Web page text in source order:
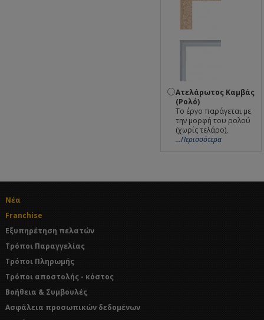
Ατελάρωτος Καμβάς
(Ρολό)
Το έργο παράγεται με
την μορφή του ρολού
(χωρίς τελάρο),
...Περισσότερα
Νέα
Franchise
Εξυπηρέτηση πελατών
Τρόποι Παραγγελίας
Τρόποι Πληρωμής
Τρόποι αποστολής - κόστος
Βοήθεια & Συμβουλές
Ασφάλεια προσωπικών δεδομένων